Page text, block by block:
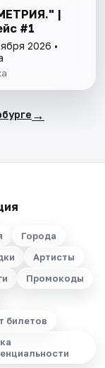
|
#1
2026 •
→
Города
Артисты
Промокоды
билетов